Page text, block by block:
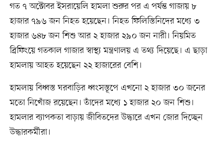
গত ৭ অক্টোবর ইসরায়েলি হামলা শুরুর পর এ পর্যন্ত গাজায় ৮
হাজার ৭৯৬ জন নিহত হয়েছেন। নিহত ফিলিস্তিনিদের মধ্যে ৩
হাজার ৬৪৮ জন শিশু আর ২ হাজার ২৯০ জন নারী। নিয়মিত
ব্রিফিংয়ে গতকাল গাজার স্বাস্থ্য মন্ত্রণালয় এ তথ্য দিয়েছে। এ ছাড়া
হামলায় আহত হয়েছেন ২২ হাজারের বেশি।
হামলায় বিধ্বস্ত ঘরবাড়ির ধ্বংসস্তূপে এখনো ২ হাজার ৩০ জনের
মতো নিখোঁজ রয়েছেন। তাঁদের মধ্যে ১ হাজার ২০ জন শিশু।
হামলার ব্যাপকতা বাড়ায় জীবিতদের উদ্ধারে এখন জোর দিচ্ছেন
উদ্ধারকর্মীরা।